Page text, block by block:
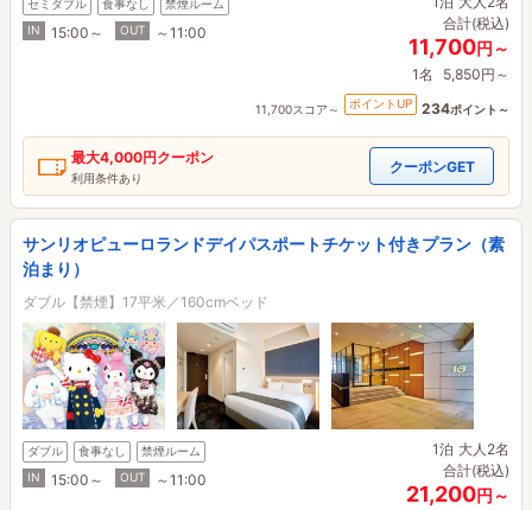
セミダブル 食事なし
禁煙ルーム
IN
15:00～ OUT ～11:00
合計(税込)
11,700円～
1名 5,850円～
11,700スコア～ ポイントUP 234ポイント～
最大4,000円クーポン
利用条件あり
クーポンGET
サンリオピューロランドデイパスポートチケット付きプラン（素
泊まり）
ダブル【禁煙】17平米／160cmベッド
ダブル 食事なし
禁煙ルーム
IN
15:00～ OUT ～11:00
1泊 大人2名
合計(税込)
21,200円～